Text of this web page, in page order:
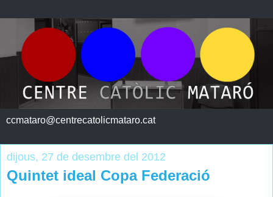
ccmataro@centrecatolicmataro.cat
dijous, 27 de desembre del 2012
Quintet ideal Copa Federació